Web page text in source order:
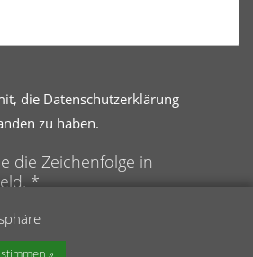
die Datenschutzerklärung
zu haben.
die Zeichenfolge in
*
klicken